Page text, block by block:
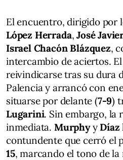
El encuentro, dirigido por
López Herrada,José
Israel Chacón Blázquez,
intercambio de aciertos.
reivindicarse tras su dura
Palencia y arrancó con
situarse por delante (7-9)
Lugarini. Sin embargo, la
inmediata. Murphyy Díaz
contundente que cerró el
15, marcando el tono de la